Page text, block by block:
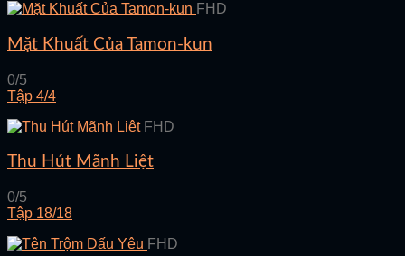
FHD
Mặt Khuất Của Tamon-kun
0/5
Tập 4/4
FHD
Thu Hút Mãnh Liệt
0/5
Tập 18/18
FHD